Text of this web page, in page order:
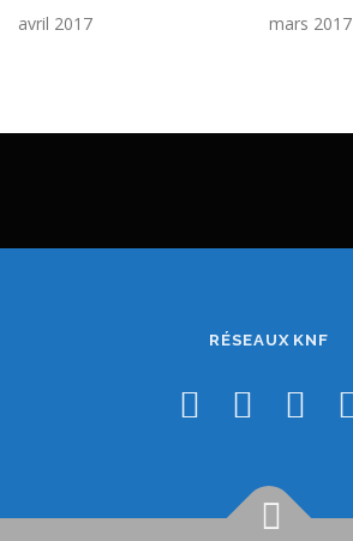
avril 2017
mars 2017
RÉSEAUX KNF